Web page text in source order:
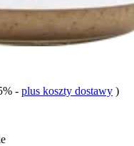
- plus koszty dostawy )